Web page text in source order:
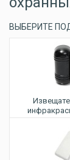
ВЫБЕРИТЕ